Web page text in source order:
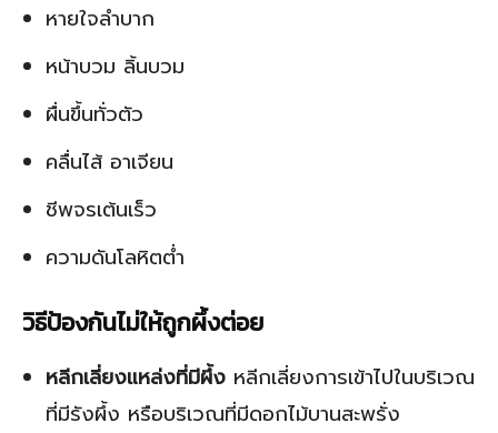
หายใจลำบาก
หน้าบวม ลิ้นบวม
ผื่นขึ้นทั่วตัว
คลื่นไส้ อาเจียน
ชีพจรเต้นเร็ว
ความดันโลหิตต่ำ
วิธีป้องกันไม่ให้ถูกผึ้งต่อย
หลีกเลี่ยงแหล่งที่มีผึ้ง หลีกเลี่ยงการเข้าไปในบริเวณ
ที่มีรังผึ้ง หรือบริเวณที่มีดอกไม้บานสะพรั่ง